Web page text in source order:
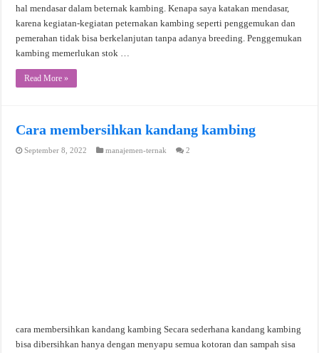
hal mendasar dalam beternak kambing. Kenapa saya katakan mendasar,
karena kegiatan-kegiatan peternakan kambing seperti penggemukan dan
pemerahan tidak bisa berkelanjutan tanpa adanya breeding. Penggemukan
kambing memerlukan stok …
Read More »
Cara membersihkan kandang kambing
September 8, 2022 manajemen-ternak 2
cara membersihkan kandang kambing Secara sederhana kandang kambing
bisa dibersihkan hanya dengan menyapu semua kotoran dan sampah sisa